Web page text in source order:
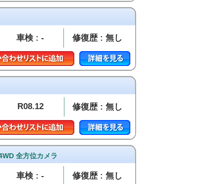
車検 : - 修復歴 : 無し
R08.12 修復歴 : 無し
全方位カメラ
車検 : - 修復歴 : 無し